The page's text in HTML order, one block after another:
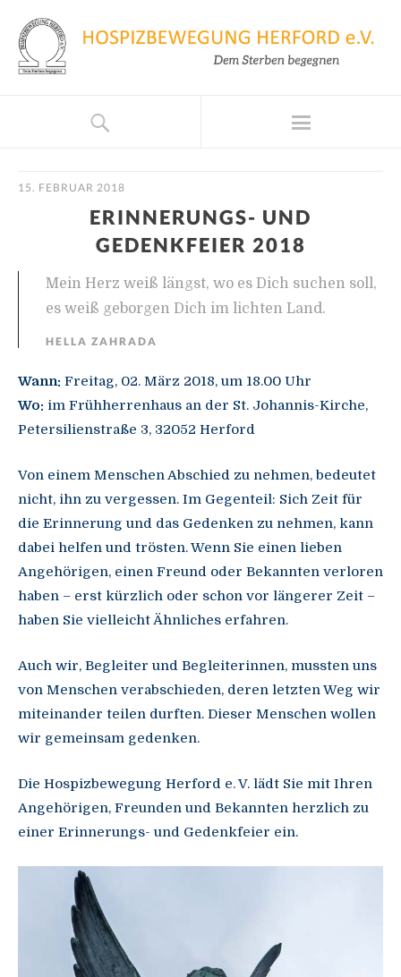
15. FEBRUAR 2018
ERINNERUNGS- UND
GEDENKFEIER 2018
Mein Herz weiß längst, wo es Dich suchen soll,
es weiß geborgen Dich im lichten Land.
HELLA ZAHRADA
Wann: Freitag, 02. März 2018, um 18.00 Uhr
Wo: im Frühherrenhaus an der St. Johannis-Kirche,
Petersilienstraße 3, 32052 Herford
Von einem Menschen Abschied zu nehmen, bedeutet
nicht, ihn zu vergessen. Im Gegenteil: Sich Zeit für
die Erinnerung und das Gedenken zu nehmen, kann
dabei helfen und trösten. Wenn Sie einen lieben
Angehörigen, einen Freund oder Bekannten verloren
haben – erst kürzlich oder schon vor längerer Zeit –
haben Sie vielleicht Ähnliches erfahren.
Auch wir, Begleiter und Begleiterinnen, mussten uns
von Menschen verabschieden, deren letzten Weg wir
miteinander teilen durften. Dieser Menschen wollen
wir gemeinsam gedenken.
Die Hospizbewegung Herford e. V. lädt Sie mit Ihren
Angehörigen, Freunden und Bekannten herzlich zu
einer Erinnerungs- und Gedenkfeier ein.